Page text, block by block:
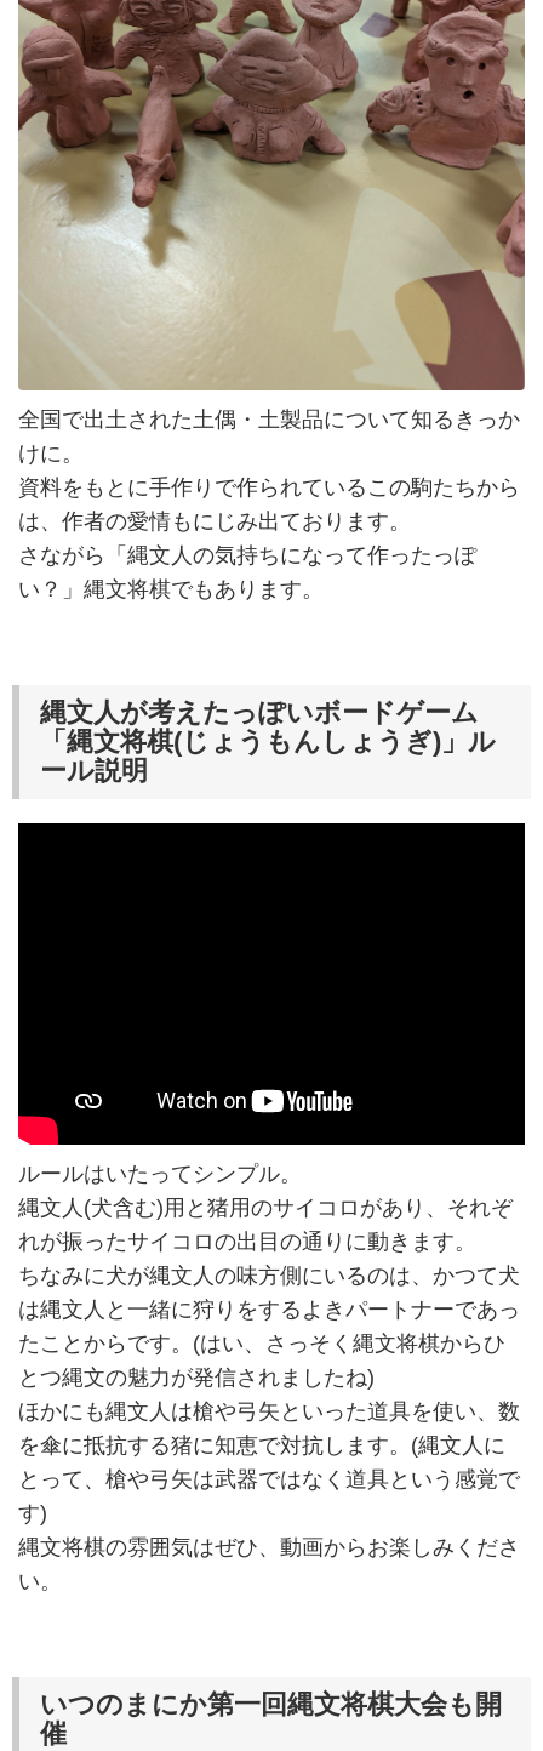
全国で出土された土偶・土製品について知るきっか
けに。
資料をもとに手作りで作られているこの駒たちから
は、作者の愛情もにじみ出ております。
さながら「縄文人の気持ちになって作ったっぽ
い？」縄文将棋でもあります。
縄文人が考えたっぽいボードゲーム
「縄文将棋(じょうもんしょうぎ)」ル
ール説明
ルールはいたってシンプル。
縄文人(犬含む)用と猪用のサイコロがあり、それぞ
れが振ったサイコロの出目の通りに動きます。
ちなみに犬が縄文人の味方側にいるのは、かつて犬
は縄文人と一緒に狩りをするよきパートナーであっ
たことからです。(はい、さっそく縄文将棋からひ
とつ縄文の魅力が発信されましたね)
ほかにも縄文人は槍や弓矢といった道具を使い、数
を傘に抵抗する猪に知恵で対抗します。(縄文人に
とって、槍や弓矢は武器ではなく道具という感覚で
す)
縄文将棋の雰囲気はぜひ、動画からお楽しみくださ
い。
いつのまにか第一回縄文将棋大会も開
催